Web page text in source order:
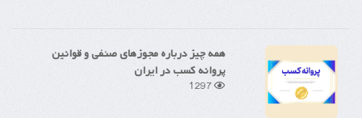
همه چیز درباره مجوزهای صنفی و قوانین
پروانه کسب در ایران
1297